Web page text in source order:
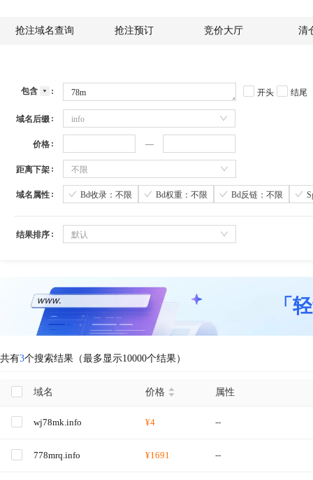
抢注域名查询 抢注预订 竞价大厅 清
包含 开头 结尾
域名后缀 info
价格
距离下架 不限
域名属性 Bd收录：不限 Bd权重：不限 Bd反链：不限
结果排序 默认
「
共有3个搜索结果（最多显示10000个结果）
域名 价格 属性
wj78mk.info ¥4 --
778mrq.info ¥1691 --